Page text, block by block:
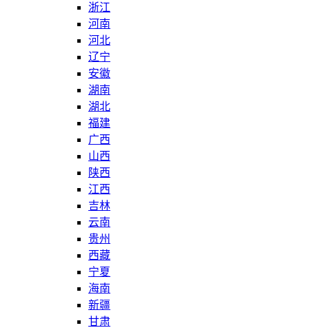
浙江
河南
河北
辽宁
安徽
湖南
湖北
福建
广西
山西
陕西
江西
吉林
云南
贵州
西藏
宁夏
海南
新疆
甘肃